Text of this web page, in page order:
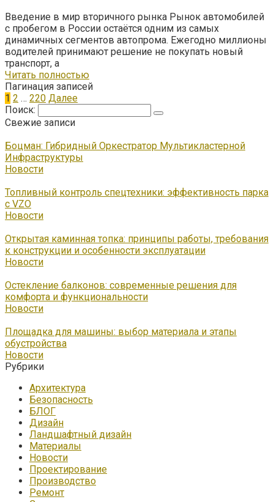
Введение в мир вторичного рынка Рынок автомобилей
с пробегом в России остаётся одним из самых
динамичных сегментов автопрома. Ежегодно миллионы
водителей принимают решение не покупать новый
транспорт, а
Читать полностью
Пагинация записей
1 2 … 220 Далее
Поиск:
Свежие записи
Боцман: Гибридный Оркестратор Мультикластерной
Инфраструктуры
Новости
Топливный контроль спецтехники: эффективность парка
с VZO
Новости
Открытая каминная топка: принципы работы, требования
к конструкции и особенности эксплуатации
Новости
Остекление балконов: современные решения для
комфорта и функциональности
Новости
Площадка для машины: выбор материала и этапы
обустройства
Новости
Рубрики
Архитектура
Безопасность
БЛОГ
Дизайн
Ландшафтный дизайн
Материалы
Новости
Проектирование
Производство
Ремонт